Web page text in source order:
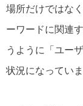
場所だけではな
ーワードに関連
うように「ユー
状況になっていま